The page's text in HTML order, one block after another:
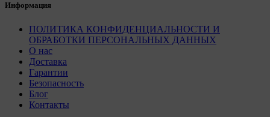
Информация
ПОЛИТИКА КОНФИДЕНЦИАЛЬНОСТИ И
ОБРАБОТКИ ПЕРСОНАЛЬНЫХ ДАННЫХ
О нас
Доставка
Гарантии
Безопасность
Блог
Контакты